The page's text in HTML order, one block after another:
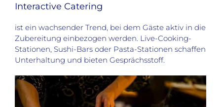
Interactive Catering
ist ein wachsender Trend, bei dem Gäste aktiv in die
Zubereitung einbezogen werden. Live-Cooking-
Stationen, Sushi-Bars oder Pasta-Stationen schaffen
Unterhaltung und bieten Gesprächsstoff.